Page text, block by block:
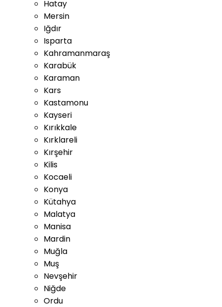
Hatay
Mersin
Iğdır
Isparta
Kahramanmaraş
Karabük
Karaman
Kars
Kastamonu
Kayseri
Kırıkkale
Kırklareli
Kırşehir
Kilis
Kocaeli
Konya
Kütahya
Malatya
Manisa
Mardin
Muğla
Muş
Nevşehir
Niğde
Ordu